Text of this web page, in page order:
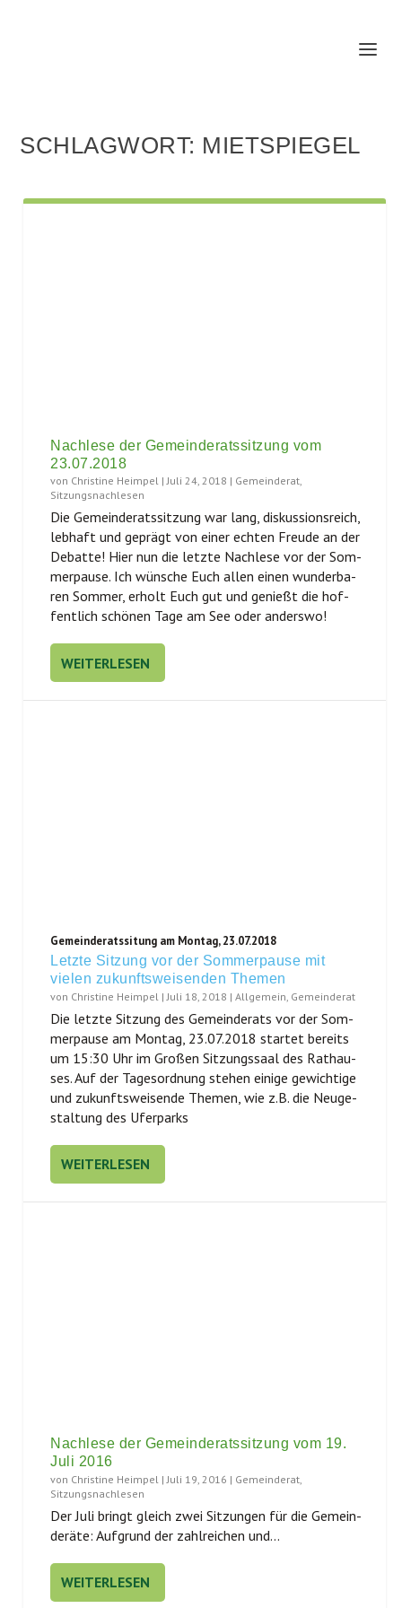
SCHLAGWORT: MIETSPIEGEL
Nachlese der Gemeinderatssitzung vom
23.07.2018
von Christine Heimpel |Juli 24, 2018 | Gemeinderat,
Sitzungsnachlesen
Die Gemein­de­rats­sit­zung war lang, dis­kus­si­ons­reich,
leb­haft und geprägt von einer ech­ten Freu­de an der
Debat­te! Hier nun die letz­te Nach­le­se vor der Som­
mer­pau­se. Ich wün­sche Euch allen einen wun­der­ba­
ren Som­mer, erholt Euch gut und genießt die hof­
fent­lich schö­nen Tage am See oder anderswo!
WEITERLESEN
Gemeinderatssitung am Montag, 23.07.2018
Letzte Sitzung vor der Sommerpause mit
vielen zukunftsweisenden Themen
von Christine Heimpel | Juli 18, 2018 |Allgemein Gemeinderat
Die letz­te Sit­zung des Gemein­de­rats vor der Som­
mer­pau­se am Mon­tag, 23.07.2018 star­tet bereits
um 15:30 Uhr im Gro­ßen Sit­zungs­saal des Rat­hau­
ses. Auf der Tages­ord­nung ste­hen eini­ge gewich­ti­ge
und zukunfts­wei­sen­de The­men, wie z.B. die Neu­ge­
stal­tung des Uferparks
WEITERLESEN
Nachlese der Gemeinderatssitzung vom 19.
Juli 2016
von Christine Heimpel | Juli 19, 2016 | Gemeinderat
Sitzungsnachlesen
Der Juli bringt gleich zwei Sit­zun­gen für die Gemein­
de­rä­te: Auf­grund der zahl­rei­chen und...
WEITERLESEN